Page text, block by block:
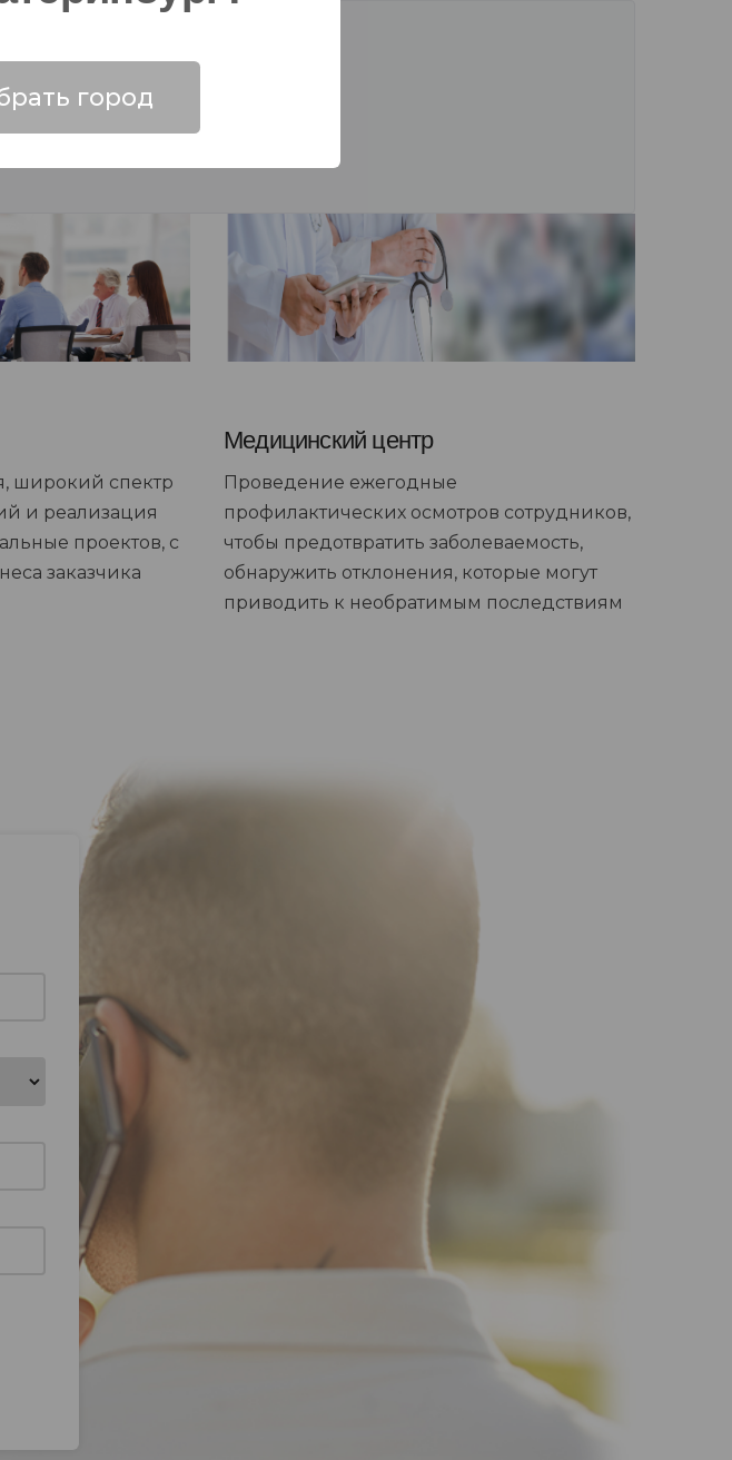
широкий спектр
и реализация
проектов, с
заказчика
Медицинский центр
Проведение ежегодные
профилактических осмотров сотрудников,
чтобы предотвратить заболеваемость,
обнаружить отклонения, которые могут
приводить к необратимым последствиям
город